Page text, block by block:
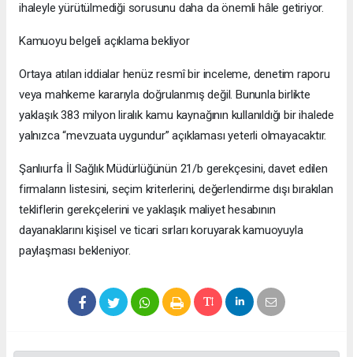
ihaleyle yürütülmediği sorusunu daha da önemli hâle getiriyor.
Kamuoyu belgeli açıklama bekliyor
Ortaya atılan iddialar henüz resmî bir inceleme, denetim raporu
veya mahkeme kararıyla doğrulanmış değil. Bununla birlikte
yaklaşık 383 milyon liralık kamu kaynağının kullanıldığı bir ihalede
yalnızca “mevzuata uygundur” açıklaması yeterli olmayacaktır.
Şanlıurfa İl Sağlık Müdürlüğünün 21/b gerekçesini, davet edilen
firmaların listesini, seçim kriterlerini, değerlendirme dışı bırakılan
tekliflerin gerekçelerini ve yaklaşık maliyet hesabının
dayanaklarını kişisel ve ticari sırları koruyarak kamuoyuyla
paylaşması bekleniyor.